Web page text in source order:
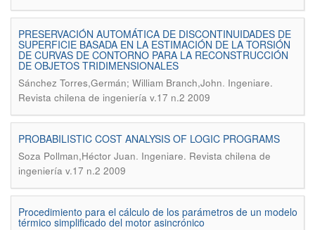
PRESERVACIÓN AUTOMÁTICA DE DISCONTINUIDADES DE
SUPERFICIE BASADA EN LA ESTIMACIÓN DE LA TORSIÓN
DE CURVAS DE CONTORNO PARA LA RECONSTRUCCIÓN
DE OBJETOS TRIDIMENSIONALES
Sánchez Torres,Germán; William Branch,John. Ingeniare.
Revista chilena de ingeniería v.17 n.2 2009
PROBABILISTIC COST ANALYSIS OF LOGIC PROGRAMS
Soza Pollman,Héctor Juan. Ingeniare. Revista chilena de
ingeniería v.17 n.2 2009
Procedimiento para el cálculo de los parámetros de un modelo
térmico simplificado del motor asincrónico